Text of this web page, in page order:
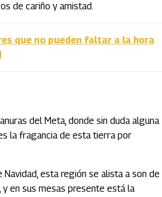
de cariño y amistad.
que no pueden faltar a la hora
del Meta, donde sin duda alguna
la fragancia de esta tierra por
Navidad, esta región se alista a son de
y en sus mesas presente está la